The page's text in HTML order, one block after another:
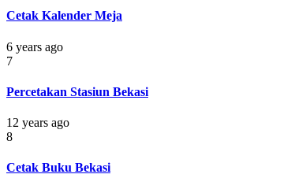
Cetak Kalender Meja
6 years ago
7
Percetakan Stasiun Bekasi
12 years ago
8
Cetak Buku Bekasi